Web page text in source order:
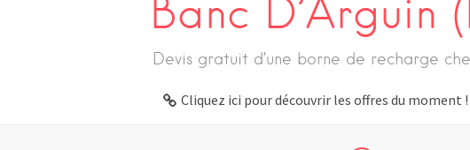
Banc D’Arguin
Devis gratuit d’une borne de recharge
Cliquez ici pour découvrir les offres du moment !